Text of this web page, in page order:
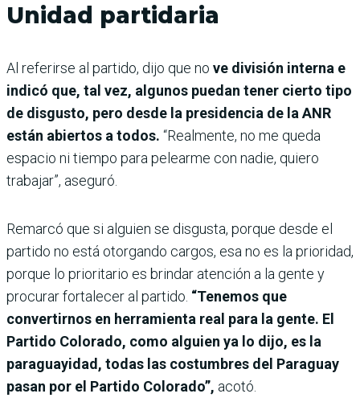
Unidad partidaria
Al referirse al partido, dijo que no ve división interna e
indicó que, tal vez, algunos puedan tener cierto tipo
de disgusto, pero desde la presidencia de la ANR
están abiertos a todos. “Realmente, no me queda
espacio ni tiempo para pelearme con nadie, quiero
trabajar”, aseguró.
Remarcó que si alguien se disgusta, porque desde el
partido no está otorgando cargos, esa no es la prioridad,
porque lo prioritario es brindar atención a la gente y
procurar fortalecer al partido. “Tenemos que
convertirnos en herramienta real para la gente. El
Partido Colorado, como alguien ya lo dijo, es la
paraguayidad, todas las costumbres del Paraguay
pasan por el Partido Colorado”, acotó.